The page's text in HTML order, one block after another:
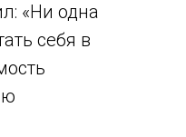
«Ни одна
себя в